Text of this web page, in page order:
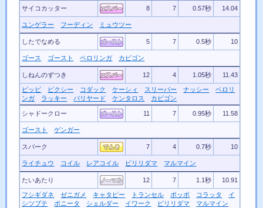
サイコカッター 8 7 0.57秒 14.04
ユンゲラー フーディン ミュウツー
したでなめる 5 7 0.5秒 10
ゴース ゴースト ベロリンガ カビゴン
しねんのずつき 12 4 1.05秒 11.43
ピッピ ピクシー コダック ケーシィ スリーパー ナッシー
ベロリ
ンガ
ラッキー バリヤード ケンタロス カビゴン
シャドークロー 11 7 0.95秒 11.58
ゴースト ゲンガー
スパーク 7 4 0.7秒 10
ライチュウ コイル レアコイル ビリリダマ マルマイン
たいあたり 12 7 1.1秒 10.91
フシギダネ ゼニガメ キャタピー トランセル ポッポ コラッタ
イ
シツブテ
ポニータ シェルダー イワーク ビリリダマ
マルマイン